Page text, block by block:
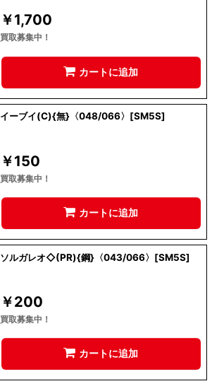
￥1,700
買取募集中！
カートに追加
イーブイ(C){無}〈048/066〉[SM5S]
￥150
買取募集中！
カートに追加
ソルガレオ◇(PR){鋼}〈043/066〉[SM5S]
￥200
買取募集中！
カートに追加